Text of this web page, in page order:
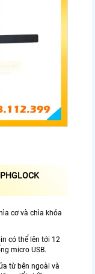
cơ và chìa khóa
có thể lên tới 12
micro USB.
từ bên ngoài và